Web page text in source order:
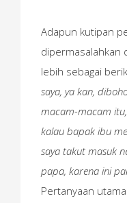
Adapun kutipan
dipermasalahkan
lebih sebagai
saya, ya kan,
macam-macam
kalau bapak ibu
saya takut masuk
papa, karena ini
Pertanyaan